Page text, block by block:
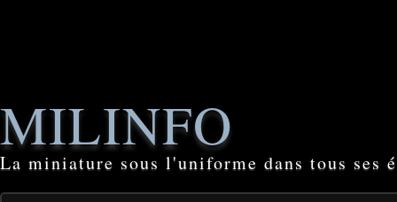
MILINFO
La miniature sous l'uniforme dans tous ses